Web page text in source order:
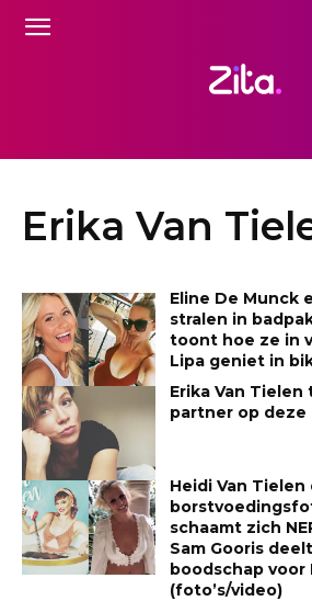
Erika Van
Eline De Munck
stralen in
toont hoe ze in
Lipa geniet in
Erika Van
partner op
Heidi Van
schaamt zich
Sam Gooris
boodschap voor
(foto’s/video)